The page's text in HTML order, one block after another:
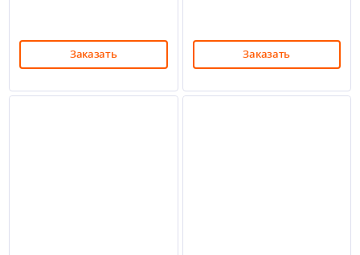
Заказать Заказать